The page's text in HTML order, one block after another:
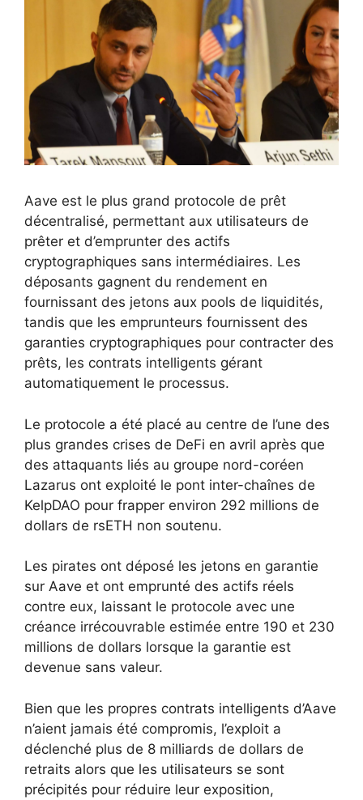
Aave est le plus grand protocole de prêt
décentralisé, permettant aux utilisateurs de
prêter et d’emprunter des actifs
cryptographiques sans intermédiaires. Les
déposants gagnent du rendement en
fournissant des jetons aux pools de liquidités,
tandis que les emprunteurs fournissent des
garanties cryptographiques pour contracter des
prêts, les contrats intelligents gérant
automatiquement le processus.
Le protocole a été placé au centre de l’une des
plus grandes crises de DeFi en avril après que
des attaquants liés au groupe nord-coréen
Lazarus ont exploité le pont inter-chaînes de
KelpDAO pour frapper environ 292 millions de
dollars de rsETH non soutenu.
Les pirates ont déposé les jetons en garantie
sur Aave et ont emprunté des actifs réels
contre eux, laissant le protocole avec une
créance irrécouvrable estimée entre 190 et 230
millions de dollars lorsque la garantie est
devenue sans valeur.
Bien que les propres contrats intelligents d’Aave
n’aient jamais été compromis, l’exploit a
déclenché plus de 8 milliards de dollars de
retraits alors que les utilisateurs se sont
précipités pour réduire leur exposition,